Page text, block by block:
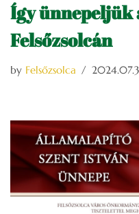
Így ünnepeljük
Felsőzsolcán
by Felsőzsolca